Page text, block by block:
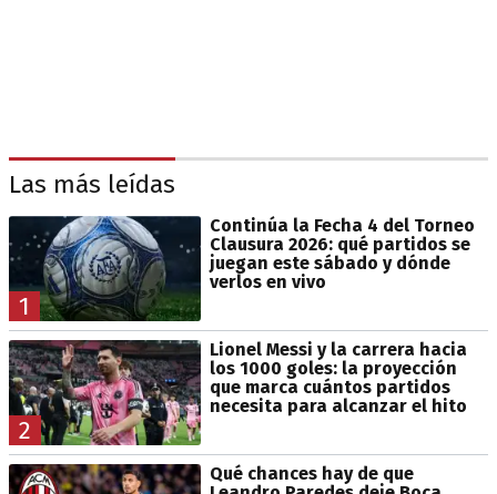
Las más leídas
1
Continúa la Fecha 4 del Torneo
Clausura 2026: qué partidos se
juegan este sábado y dónde
verlos en vivo
2
Lionel Messi y la carrera hacia
los 1000 goles: la proyección
que marca cuántos partidos
necesita para alcanzar el hito
Qué chances hay de que